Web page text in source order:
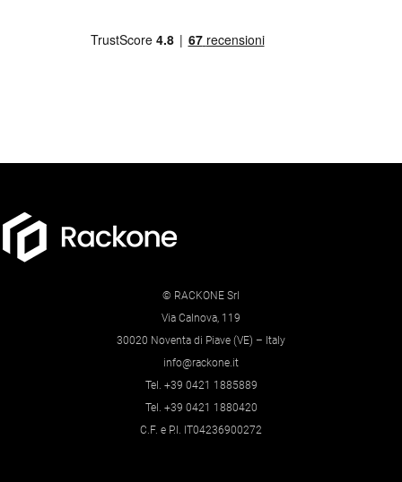
© RACKONE Srl
Via Calnova, 119
30020 Noventa di Piave (VE) – Italy
info@rackone.it
Tel. +39 0421 1885889
Tel. +39 0421 1880420
C.F. e P.I. IT04236900272